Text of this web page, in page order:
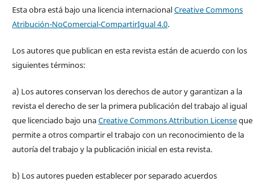
Esta obra está bajo una licencia internacionalCreative Commons
Atribución-NoComercial-CompartirIgual 4.0.
Los autores que publican en esta revista están de acuerdo con los
siguientes términos:
a) Los autores conservan los derechos de autor y garantizan a la
revista el derecho de ser la primera publicación del trabajo al igual
que licenciado bajo unaCreative Commons Attribution Licenseque
permite a otros compartir el trabajo con un reconocimiento de la
autoría del trabajo y la publicación inicial en esta revista.
b) Los autores pueden establecer por separado acuerdos